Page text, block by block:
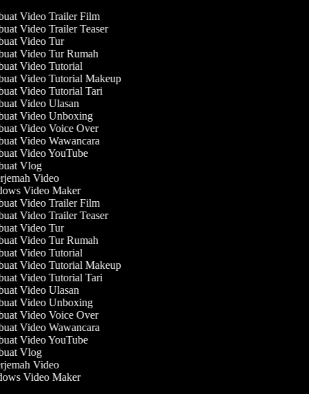
Video Trailer Film
Video Trailer Teaser
Video Tur
Video Tur Rumah
Video Tutorial
Video Tutorial Makeup
Video Tutorial Tari
Video Ulasan
Video Unboxing
Video Voice Over
Video Wawancara
Video YouTube
Vlog
Video
Video Maker
Video Trailer Film
Video Trailer Teaser
Video Tur
Video Tur Rumah
Video Tutorial
Video Tutorial Makeup
Video Tutorial Tari
Video Ulasan
Video Unboxing
Video Voice Over
Video Wawancara
Video YouTube
Vlog
Video
Video Maker